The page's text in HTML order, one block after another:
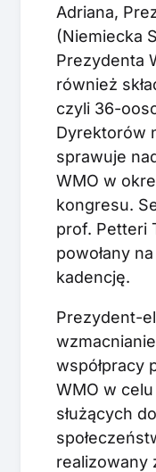
Adriana,
(Niemiecka
Prezydenta
również
czyli 36-
Dyrektorów
sprawuje
WMO w
kongresu.
prof. Petteri
powołany
kadencję.
Prezydent-
współpracy
WMO w
służących
realizowany